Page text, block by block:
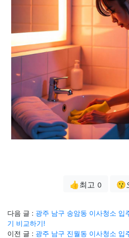
👍최고 0 😗
다음 글 : 광주 남구 송암동 이사청소 입
기 비교하기!
이전 글 : 광주 남구 진월동 이사청소 입